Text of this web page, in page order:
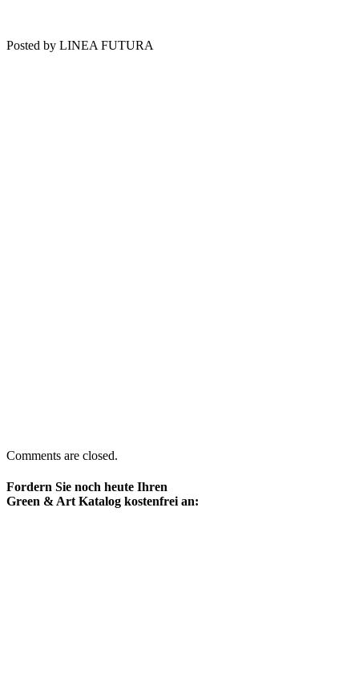
Posted by LINEA FUTURA
Comments are closed.
Fordern Sie noch heute Ihren
Green & Art Katalog kostenfrei an: